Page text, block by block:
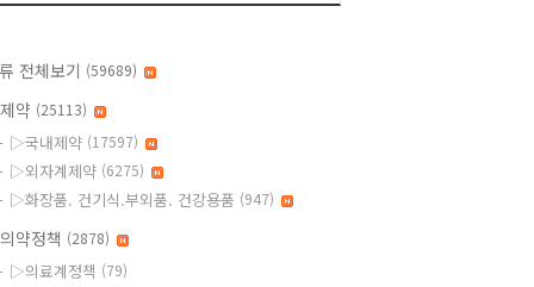
전체보기 (59689)
약 (25113)
▷국내제약 (17597)
▷외자계제약 (6275)
▷화장품. 건기식.부외품. 건강용품 (947)
약정책 (2878)
▷의료계정책 (79)